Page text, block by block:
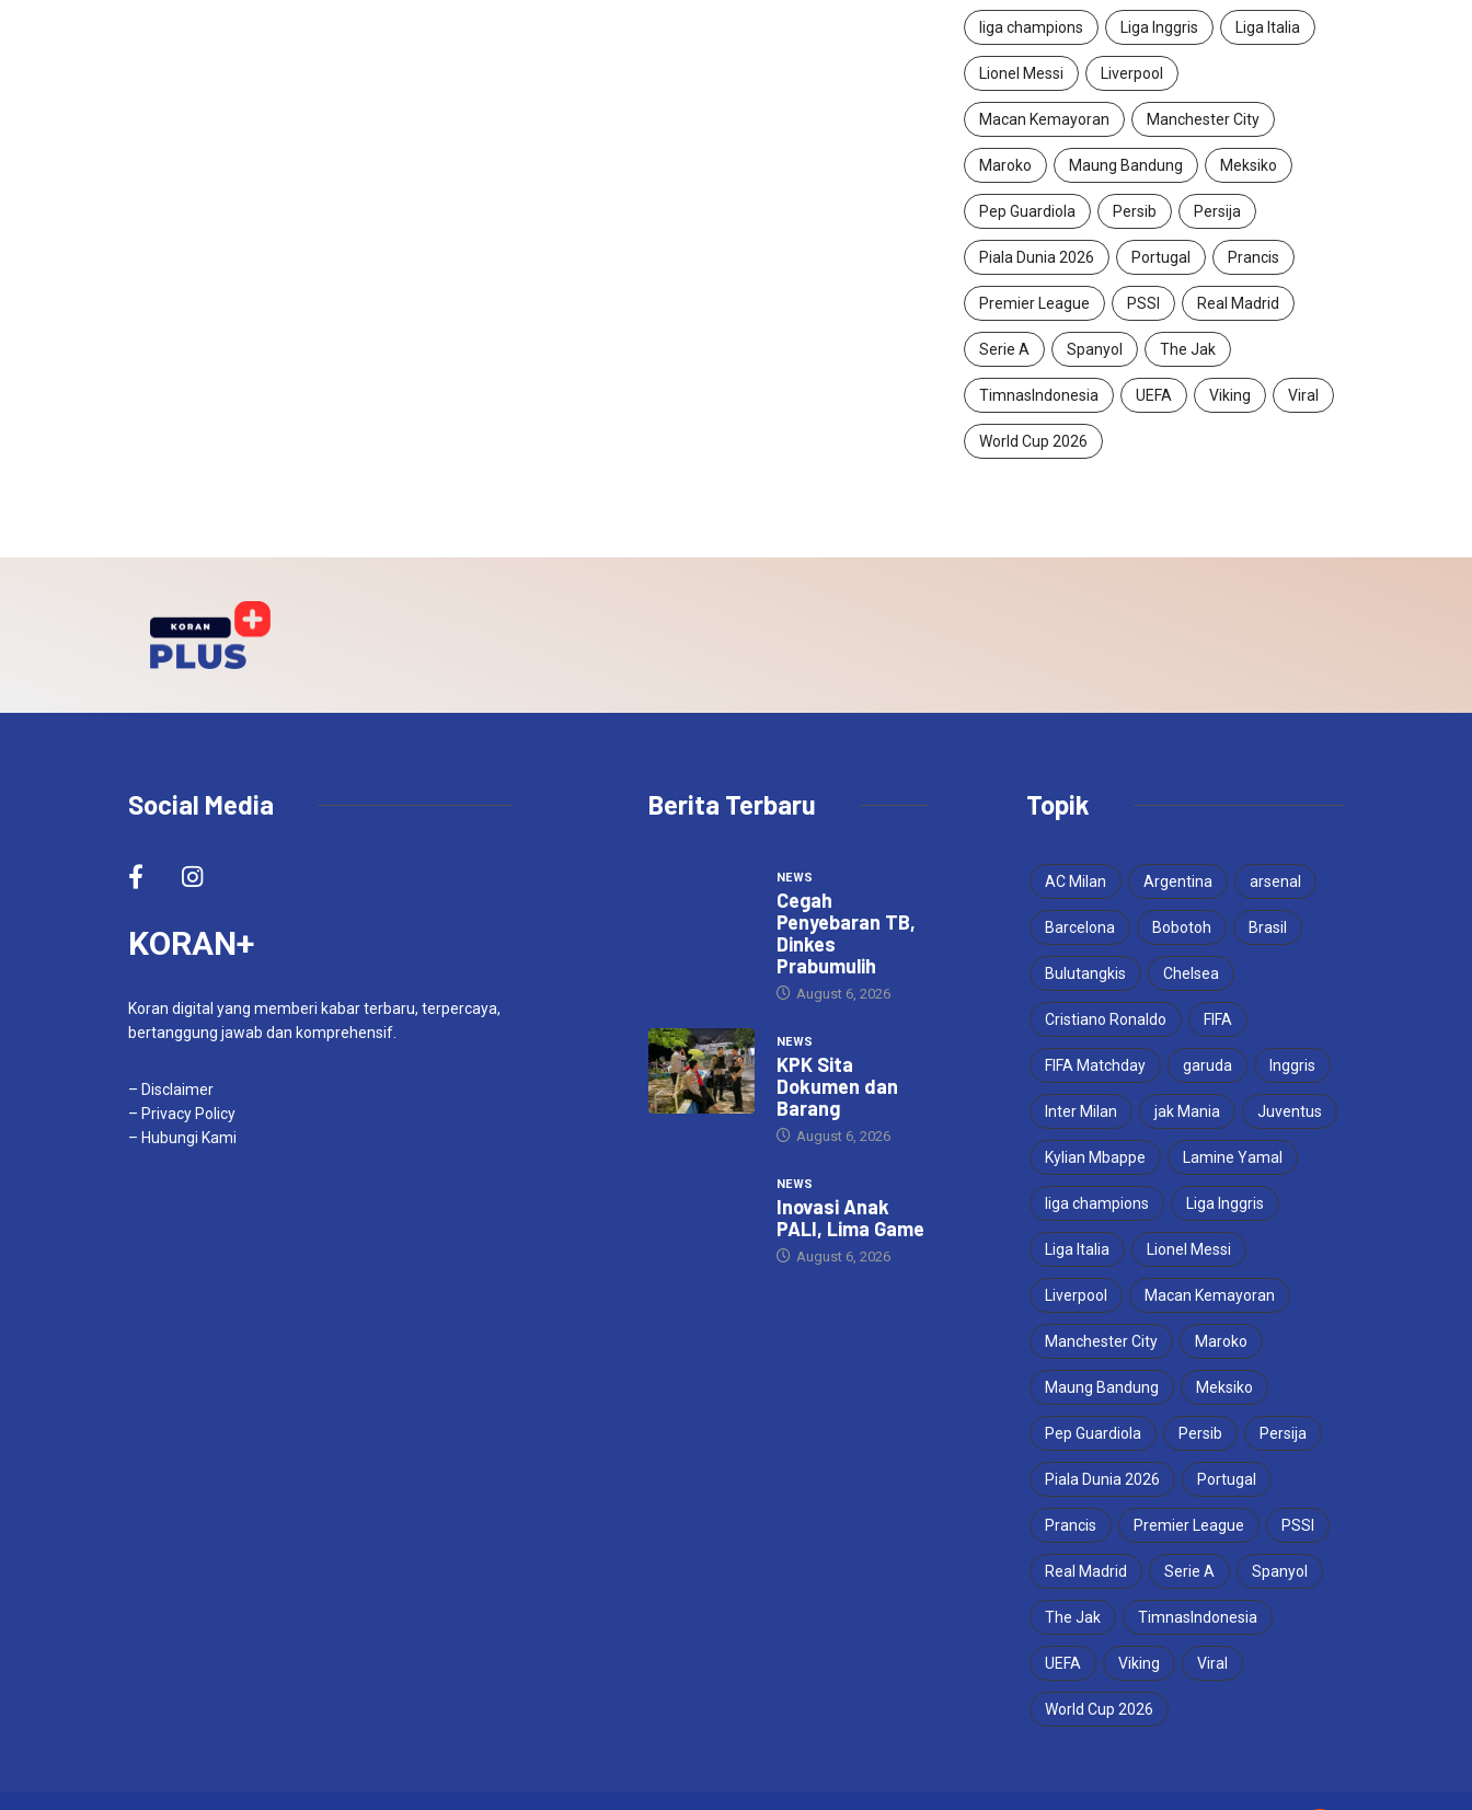
liga champions Liga Inggris Liga Italia
Lionel Messi Liverpool
Macan Kemayoran Manchester City
Maroko Maung Bandung Meksiko
Pep Guardiola Persib Persija
Piala Dunia 2026 Portugal Prancis
Premier League PSSI Real Madrid
Serie A Spanyol The Jak
TimnasIndonesia UEFA Viking Viral
World Cup 2026
Social Media
KORAN+
Koran digital yang memberi kabar terbaru, terpercaya,
bertanggung jawab dan komprehensif.
– Disclaimer
– Privacy Policy
– Hubungi Kami
Berita Terbaru
NEWS
Cegah
Penyebaran TB,
Dinkes
Prabumulih
August 6, 2026
NEWS
KPK Sita
Dokumen dan
Barang
August 6, 2026
NEWS
Inovasi Anak
PALI, Lima Game
August 6, 2026
Topik
AC Milan Argentina arsenal
Barcelona Bobotoh Brasil
Bulutangkis Chelsea
Cristiano Ronaldo FIFA
FIFA Matchday garuda Inggris
Inter Milan jak Mania Juventus
Kylian Mbappe Lamine Yamal
liga champions Liga Inggris
Liga Italia Lionel Messi
Liverpool Macan Kemayoran
Manchester City Maroko
Maung Bandung Meksiko
Pep Guardiola Persib Persija
Piala Dunia 2026 Portugal
Prancis Premier League PSSI
Real Madrid Serie A Spanyol
The Jak TimnasIndonesia
UEFA Viking Viral
World Cup 2026